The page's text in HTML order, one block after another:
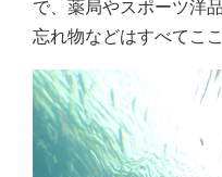
で、薬局やスポーツ洋
忘れ物などはすべてここ